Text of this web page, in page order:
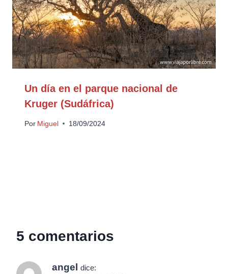
Un día en el parque nacional de
Kruger (Sudáfrica)
Por Miguel 18/09/2024
5 comentarios
angel dice: